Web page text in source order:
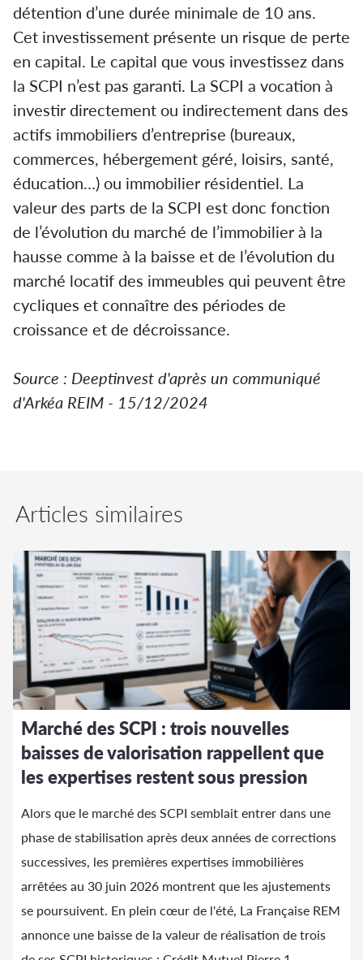
détention d’une durée minimale de 10 ans.
Cet investissement présente un risque de perte
en capital. Le capital que vous investissez dans
la SCPI n’est pas garanti. La SCPI a vocation à
investir directement ou indirectement dans des
actifs immobiliers d’entreprise (bureaux,
commerces, hébergement géré, loisirs, santé,
éducation…) ou immobilier résidentiel. La
valeur des parts de la SCPI est donc fonction
de l’évolution du marché de l’immobilier à la
hausse comme à la baisse et de l’évolution du
marché locatif des immeubles qui peuvent être
cycliques et connaître des périodes de
croissance et de décroissance.
Source : Deeptinvest d'après un communiqué
d'Arkéa REIM - 15/12/2024
Articles similaires
Marché des SCPI : trois nouvelles
baisses de valorisation rappellent que
les expertises restent sous pression
Alors que le marché des SCPI semblait entrer dans une
phase de stabilisation après deux années de corrections
successives, les premières expertises immobilières
arrêtées au 30 juin 2026 montrent que les ajustements
se poursuivent. En plein cœur de l'été, La Française REM
annonce une baisse de la valeur de réalisation de trois